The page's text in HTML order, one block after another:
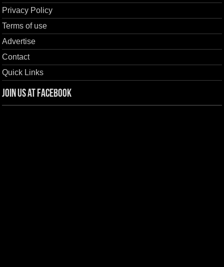
Privacy Policy
Terms of use
Advertise
Contact
Quick Links
Join us at Facebook